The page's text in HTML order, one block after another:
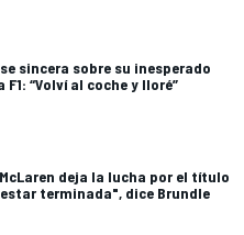
sincera sobre su inesperado
“Volví al coche y lloré”
deja la lucha por el título
terminada", dice Brundle